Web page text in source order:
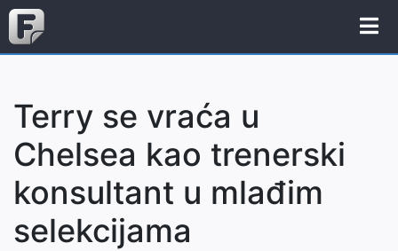
Terry se vraća u
Chelsea kao trenerski
konsultant u mlađim
selekcijama